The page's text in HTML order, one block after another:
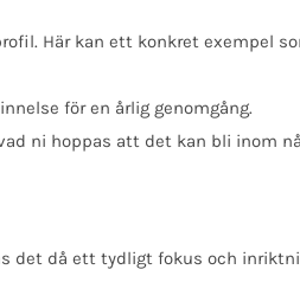
Här kan ett konkret exempel
för en årlig genomgång.
ni hoppas att det kan bli inom
det då ett tydligt fokus och